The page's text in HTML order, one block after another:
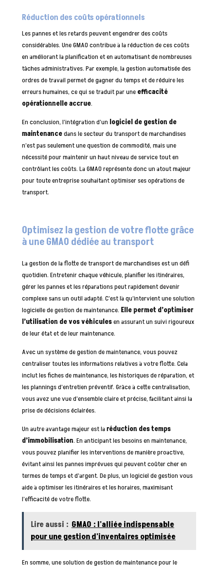
Réduction des coûts opérationnels
Les pannes et les retards peuvent engendrer des coûts
considérables. Une GMAO contribue à la réduction de ces coûts
en améliorant la planification et en automatisant de nombreuses
tâches administratives. Par exemple, la gestion automatisée des
ordres de travail permet de gagner du temps et de réduire les
erreurs humaines, ce qui se traduit par une efficacité
opérationnelle accrue.
En conclusion, l’intégration d’un logiciel de gestion de
maintenancedans le secteur du transport de marchandises
n’est pas seulement une question de commodité, mais une
nécessité pour maintenir un haut niveau de service tout en
contrôlant les coûts. La GMAO représente donc un atout majeur
pour toute entreprise souhaitant optimiser ses opérations de
transport.
Optimisez la gestion de votre flotte grâce
à une GMAO dédiée au transport
La gestion de la flotte de transport de marchandises est un défi
quotidien. Entretenir chaque véhicule, planifier les itinéraires,
gérer les pannes et les réparations peut rapidement devenir
complexe sans un outil adapté. C’est là qu’intervient une solution
logicielle de gestion de maintenance. Elle permet d’optimiser
l’utilisation de vos véhiculesen assurant un suivi rigoureux
de leur état et de leur maintenance.
Avec un système de gestion de maintenance, vous pouvez
centraliser toutes les informations relatives à votre flotte. Cela
inclut les fiches de maintenance, les historiques de réparation, et
les plannings d’entretien préventif. Grâce à cette centralisation,
vous avez une vue d’ensemble claire et précise, facilitant ainsi la
prise de décisions éclairées.
Un autre avantage majeur est la réduction des temps
d’immobilisation. En anticipant les besoins en maintenance,
vous pouvez planifier les interventions de manière proactive,
évitant ainsi les pannes imprévues qui peuvent coûter cher en
termes de temps et d’argent. De plus, un logiciel de gestion vous
aide à optimiser les itinéraires et les horaires, maximisant
l’efficacité de votre flotte.
Lire aussi : GMAO : l'alliée indispensable
pour une gestion d'inventaires optimisée
En somme, une solution de gestion de maintenance pour le